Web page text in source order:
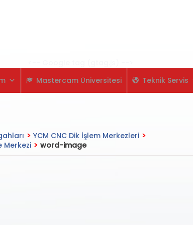
Mastercam Üniversitesi Teknik Servis
> YCM CNC Dik İşlem Merkezleri >
Merkezi > word-image